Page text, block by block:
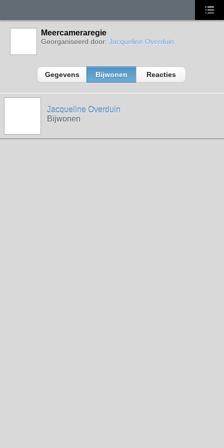
Meercameraregie
Georganiseerd door: Jacqueline Overduin
Gegevens Bijwonen Reacties
Jacqueline Overduin
Bijwonen